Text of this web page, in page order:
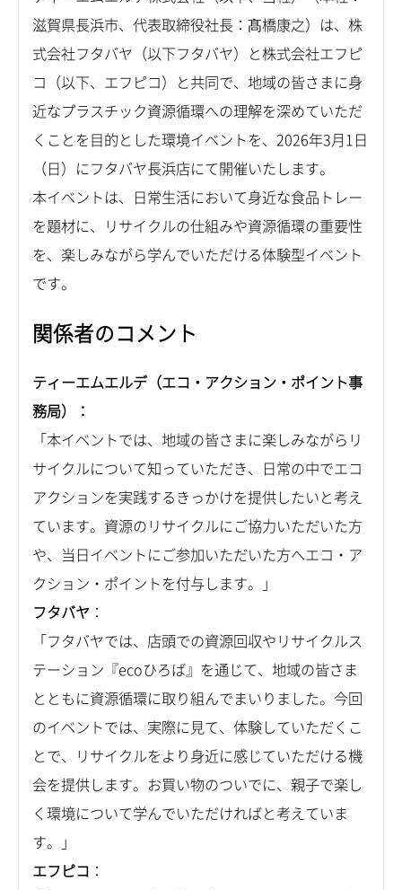
滋賀県長浜市、代表取締役社長：髙橋康之）は、株
式会社フタバヤ（以下フタバヤ）と株式会社エフピ
コ（以下、エフピコ）と共同で、地域の皆さまに身
近なプラスチック資源循環への理解を深めていただ
くことを目的とした環境イベントを、2026年3月1日
（日）にフタバヤ長浜店にて開催いたします。
本イベントは、日常生活において身近な食品トレー
を題材に、リサイクルの仕組みや資源循環の重要性
を、楽しみながら学んでいただける体験型イベント
です。
関係者のコメント
ティーエムエルデ（エコ・アクション・ポイント事
務局）：
「本イベントでは、地域の皆さまに楽しみながらリ
サイクルについて知っていただき、日常の中でエコ
アクションを実践するきっかけを提供したいと考え
ています。資源のリサイクルにご協力いただいた方
や、当日イベントにご参加いただいた方へエコ・ア
クション・ポイントを付与します。」
フタバヤ ：
「フタバヤでは、店頭での資源回収やリサイクルス
テーション『ecoひろば』を通じて、地域の皆さま
とともに資源循環に取り組んでまいりました。今回
のイベントでは、実際に見て、体験していただくこ
とで、リサイクルをより身近に感じていただける機
会を提供します。お買い物のついでに、親子で楽し
く環境について学んでいただければと考えていま
す。」
エフピコ ：